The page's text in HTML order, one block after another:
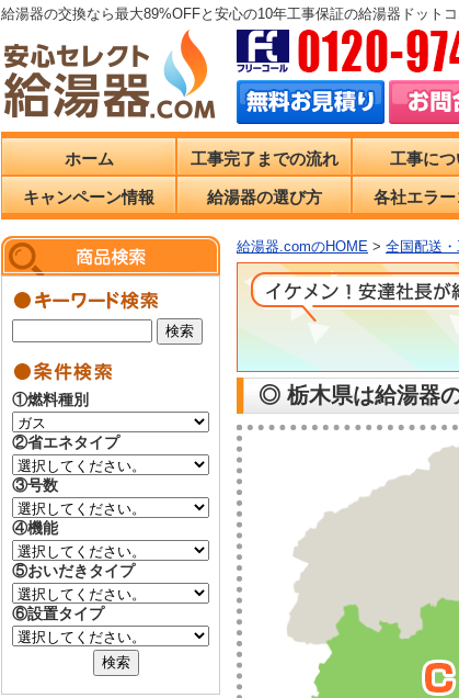
給湯器の交換なら最大89%OFFと安心の10年工事保証の給湯器ドット
ホーム 工事完了までの流れ 工事に
キャンペーン情報 給湯器の選び方 各社エラ
給湯器.comのHOME > 全国配送
◎ 栃木県は給湯器
①燃料種別
②省エネタイプ
③号数
④機能
⑤おいだきタイプ
⑥設置タイプ